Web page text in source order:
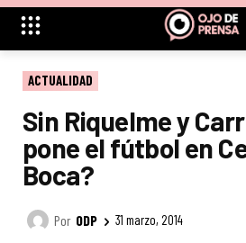
ACTUALIDAD
Sin Riquelme y
pone el fútbol en
Boca?
Por ODP 31 marzo, 2014